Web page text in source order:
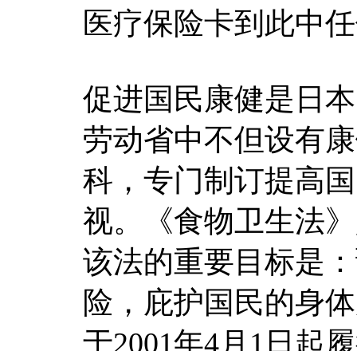
医疗保险卡到此中
促进国民康健是日
劳动省中不但设有
科，专门制订提高
视。《食物卫生法
该法的重要目标是
险，庇护国民的身
于2001年4月1日起